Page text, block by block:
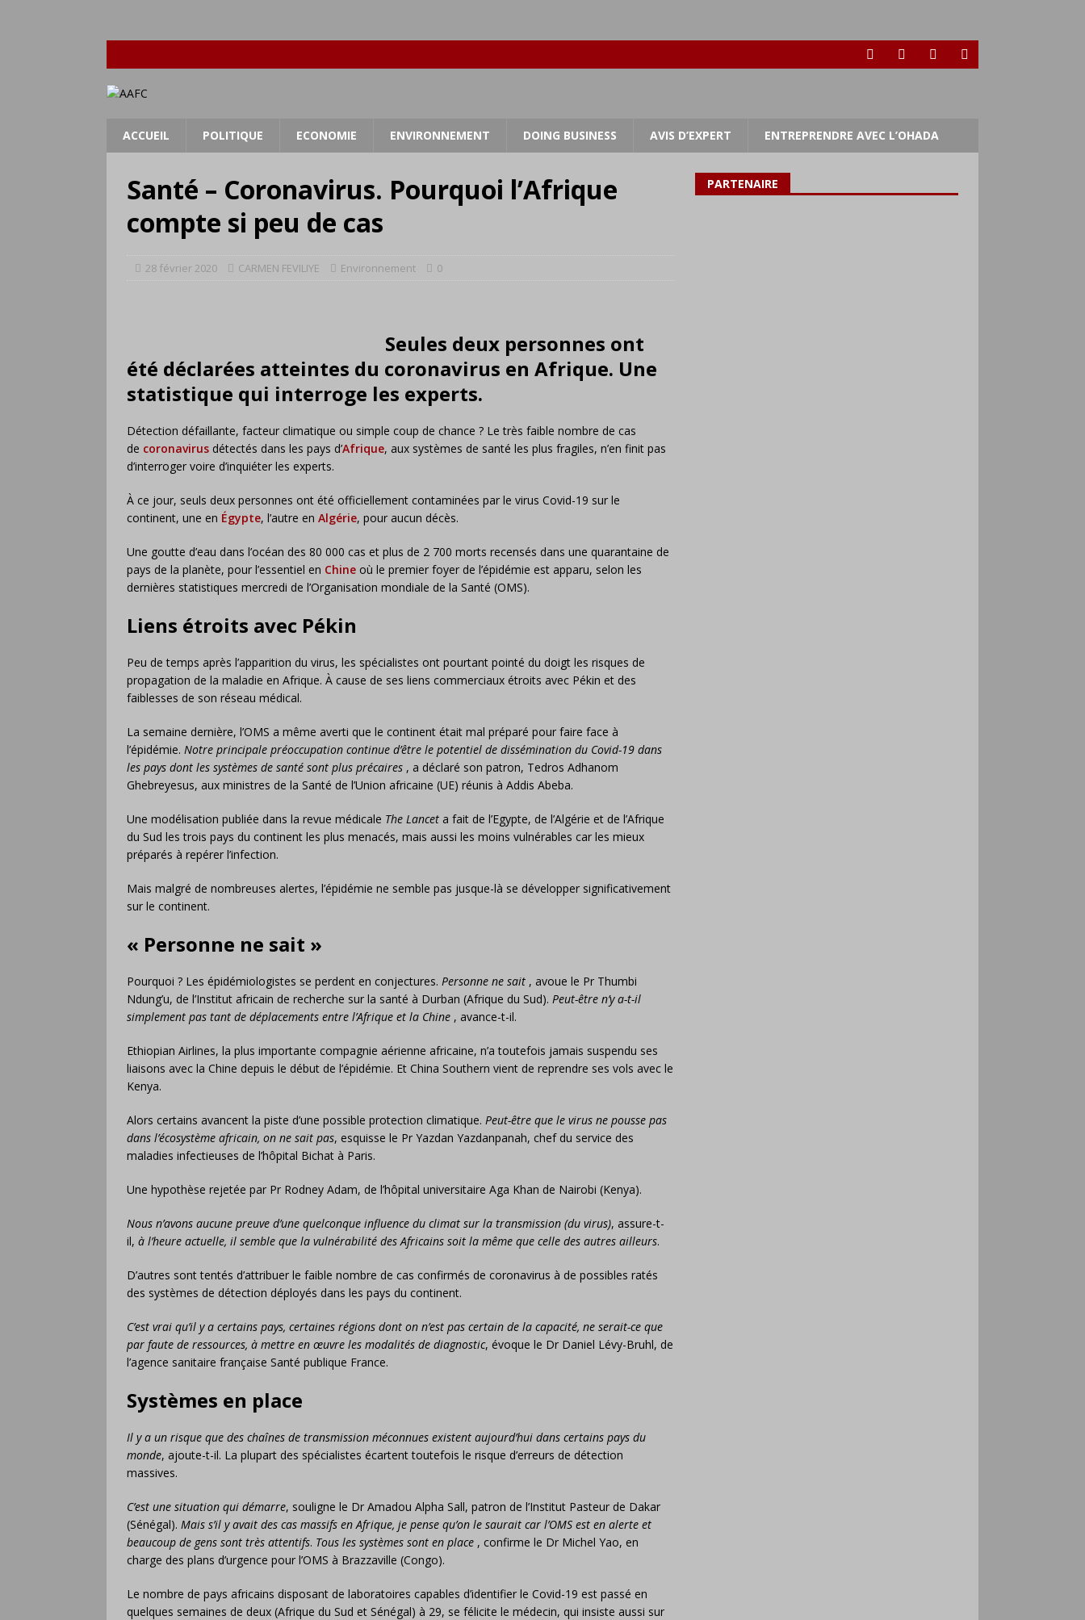
ACCUEIL POLITIQUE ECONOMIE ENVIRONNEMENT DOING BUSINESS AVIS D’EXPERT ENTREPRENDRE AVEC L’OHADA
Santé – Coronavirus. Pourquoi l’Afrique
compte si peu de cas
28 février 2020 CARMEN FEVILIYE Environnement 0
Seules deux personnes ont
été déclarées atteintes du coronavirus en Afrique. Une
statistique qui interroge les experts.
Détection défaillante, facteur climatique ou simple coup de chance ? Le très faible nombre de cas
de coronavirus détectés dans les pays d’Afrique, aux systèmes de santé les plus fragiles, n’en finit pas
d’interroger voire d’inquiéter les experts.
À ce jour, seuls deux personnes ont été officiellement contaminées par le virus Covid-19 sur le
continent, une en Égypte, l’autre en Algérie, pour aucun décès.
Une goutte d’eau dans l’océan des 80 000 cas et plus de 2 700 morts recensés dans une quarantaine de
pays de la planète, pour l’essentiel en Chine où le premier foyer de l’épidémie est apparu, selon les
dernières statistiques mercredi de l’Organisation mondiale de la Santé (OMS).
Liens étroits avec Pékin
Peu de temps après l’apparition du virus, les spécialistes ont pourtant pointé du doigt les risques de
propagation de la maladie en Afrique. À cause de ses liens commerciaux étroits avec Pékin et des
faiblesses de son réseau médical.
La semaine dernière, l’OMS a même averti que le continent était mal préparé pour faire face à
l’épidémie. Notre principale préoccupation continue d’être le potentiel de dissémination du Covid-19 dans
les pays dont les systèmes de santé sont plus précaires , a déclaré son patron, Tedros Adhanom
Ghebreyesus, aux ministres de la Santé de l’Union africaine (UE) réunis à Addis Abeba.
Une modélisation publiée dans la revue médicale The Lancet a fait de l’Egypte, de l’Algérie et de l’Afrique
du Sud les trois pays du continent les plus menacés, mais aussi les moins vulnérables car les mieux
préparés à repérer l’infection.
Mais malgré de nombreuses alertes, l’épidémie ne semble pas jusque-là se développer significativement
sur le continent.
« Personne ne sait »
Pourquoi ? Les épidémiologistes se perdent en conjectures. Personne ne sait , avoue le Pr Thumbi
Ndung’u, de l’Institut africain de recherche sur la santé à Durban (Afrique du Sud). Peut-être n’y a-t-il
simplement pas tant de déplacements entre l’Afrique et la Chine , avance-t-il.
Ethiopian Airlines, la plus importante compagnie aérienne africaine, n’a toutefois jamais suspendu ses
liaisons avec la Chine depuis le début de l’épidémie. Et China Southern vient de reprendre ses vols avec le
Kenya.
Alors certains avancent la piste d’une possible protection climatique. Peut-être que le virus ne pousse pas
dans l’écosystème africain, on ne sait pas, esquisse le Pr Yazdan Yazdanpanah, chef du service des
maladies infectieuses de l’hôpital Bichat à Paris.
Une hypothèse rejetée par Pr Rodney Adam, de l’hôpital universitaire Aga Khan de Nairobi (Kenya).
Nous n’avons aucune preuve d’une quelconque influence du climat sur la transmission (du virus), assure-t-
il, à l’heure actuelle, il semble que la vulnérabilité des Africains soit la même que celle des autres ailleurs.
D’autres sont tentés d’attribuer le faible nombre de cas confirmés de coronavirus à de possibles ratés
des systèmes de détection déployés dans les pays du continent.
C’est vrai qu’il y a certains pays, certaines régions dont on n’est pas certain de la capacité, ne serait-ce que
par faute de ressources, à mettre en œuvre les modalités de diagnostic, évoque le Dr Daniel Lévy-Bruhl, de
l’agence sanitaire française Santé publique France.
Systèmes en place
Il y a un risque que des chaînes de transmission méconnues existent aujourd’hui dans certains pays du
monde, ajoute-t-il. La plupart des spécialistes écartent toutefois le risque d’erreurs de détection
massives.
C’est une situation qui démarre, souligne le Dr Amadou Alpha Sall, patron de l’Institut Pasteur de Dakar
(Sénégal). Mais s’il y avait des cas massifs en Afrique, je pense qu’on le saurait car l’OMS est en alerte et
beaucoup de gens sont très attentifs. Tous les systèmes sont en place , confirme le Dr Michel Yao, en
charge des plans d’urgence pour l’OMS à Brazzaville (Congo).
Le nombre de pays africains disposant de laboratoires capables d’identifier le Covid-19 est passé en
quelques semaines de deux (Afrique du Sud et Sénégal) à 29, se félicite le médecin, qui insiste aussi sur
PARTENAIRE